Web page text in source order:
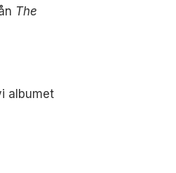
The
albumet